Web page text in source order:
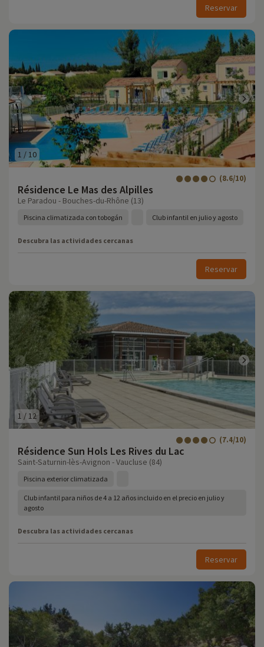
Reservar
1 / 10
Résidence Le Mas des Alpilles
(8.6/10)
Le Paradou - Bouches-du-Rhône (13)
Piscina climatizada con tobogán Club infantil en julio y agosto
Descubra las actividades cercanas
Reservar
1 / 12
Résidence Sun Hols Les Rives du Lac
(7.4/10)
Saint-Saturnin-lès-Avignon - Vaucluse (84)
Piscina exterior climatizada
Club infantil para niños de 4 a 12 años incluido en el precio en julio y
agosto
Descubra las actividades cercanas
Reservar